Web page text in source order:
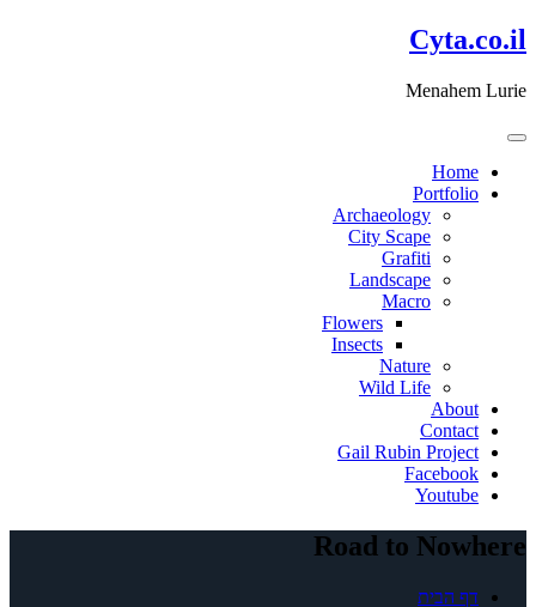
דלג
לתוכן
Cyta.co.il
Menahem Lurie
Home
Portfolio
Archaeology
City Scape
Grafiti
Landscape
Macro
Flowers
Insects
Nature
Wild Life
About
Contact
Gail Rubin Project
Facebook
Youtube
Road to Nowhere
דף הבית